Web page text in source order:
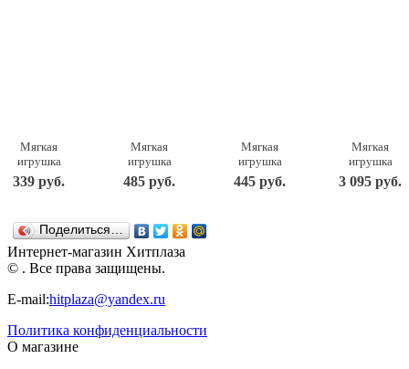
Мягкая
игрушка
Собака в
платье, 16
339 руб.
Мягкая
игрушка
Собака в
ушанке с
485 руб.
Мягкая
игрушка
Собака в
шапке, 18
445 руб.
Мягкая
игрушка
Собачка
бежевая
3 095 руб.
Поделиться…
Интернет-магазин Хитплаза
© . Все права защищены.
E-mail:hitplaza@yandex.ru
Политика конфиденциальности
О магазине